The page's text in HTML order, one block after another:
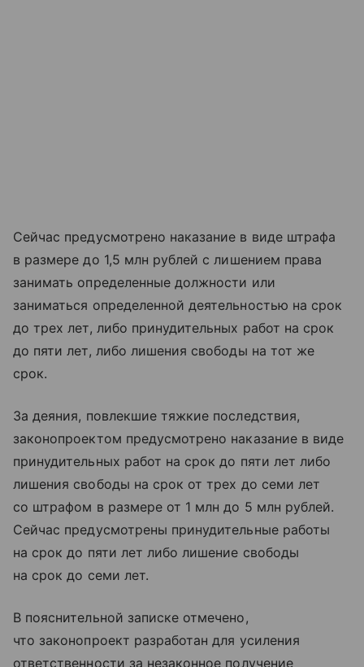
Сейчас предусмотрено наказание в виде штрафа
в размере до 1,5 млн рублей с лишением права
занимать определенные должности или
заниматься определенной деятельностью на срок
до трех лет, либо принудительных работ на срок
до пяти лет, либо лишения свободы на тот же
срок.
За деяния, повлекшие тяжкие последствия,
законопроектом предусмотрено наказание в виде
принудительных работ на срок до пяти лет либо
лишения свободы на срок от трех до семи лет
со штрафом в размере от 1 млн до 5 млн рублей.
Сейчас предусмотрены принудительные работы
на срок до пяти лет либо лишение свободы
на срок до семи лет.
В пояснительной записке отмечено,
что законопроект разработан для усиления
ответственности за незаконное получение